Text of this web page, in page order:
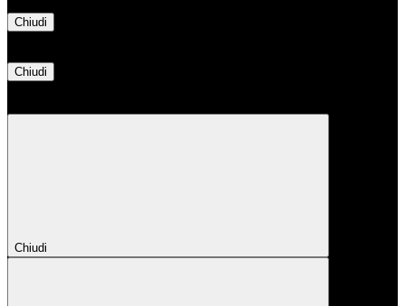
Chiudi
Chiudi
Chiudi